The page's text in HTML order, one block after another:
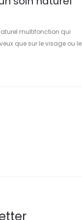
multifonction qui
que sur le visage ou le